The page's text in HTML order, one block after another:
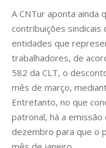
A CNTur aponta ainda
contribuições
entidades que
trabalhadores, de
582 da CLT, o
mês de março,
Entretanto, no que
patronal, há a
dezembro para que o